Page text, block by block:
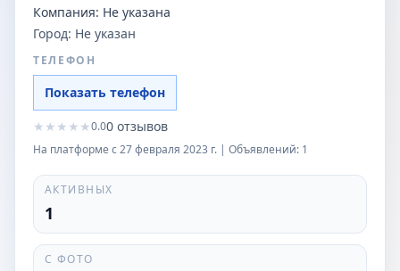
Компания: Не указана
Город: Не указан
ТЕЛЕФОН
Показать телефон
★ ★ ★ ★ ★0.00 отзывов
На платформе с27 февраля 2023 г. | Объявлений: 1
АКТИВНЫХ
1
С ФОТО